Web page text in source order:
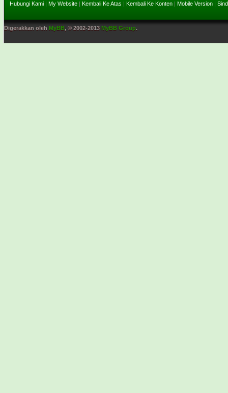
Hubungi Kami | My Website | Kembali Ke Atas | Kembali Ke Konten | Mobile Version |
Digerakkan oleh MyBB, © 2002-2013 MyBB Group.